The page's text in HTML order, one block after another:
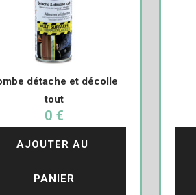
détache et décolle
tout
0 €
AJOUTER AU
PANIER